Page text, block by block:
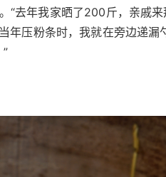
去年我家晒了200斤，亲戚来
年压粉条时，我就在旁边递